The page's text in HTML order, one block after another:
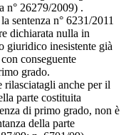
n° 26279/2009) .
sentenza n° 6231/2011
dichiarata nulla in
giuridico inesistente già
conseguente
grado.
rilasciatagli anche per il
parte costituita
di primo grado, non è
della parte